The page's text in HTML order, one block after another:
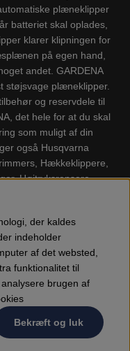
plæneklipper
batteriet skal oplades,
klarer klipningen for
på egen hand,
andet. GARDENA
støjsvage plæneklipper.
og reservdele til
det hele for at du skal
som muligt af din
også Husqvarna
Hækkeklippere,
Højtryksrensere,
der kaldes
indeholder
af det websted,
funktionalitet til
brugen af
Bekræft og luk